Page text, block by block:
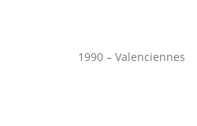
1990 – Valenciennes